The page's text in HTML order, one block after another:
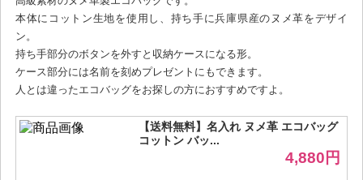
本体にコットン生地を使用し、持ち手に兵庫県産のヌメ革をデザイ
ン。
持ち手部分のボタンを外すと収納ケースになる形。
ケース部分には名前を刻めプレゼントにもできます。
人とは違ったエコバッグをお探しの方におすすめですよ。